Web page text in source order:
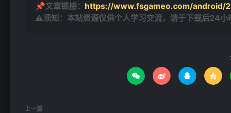
📌文章链接： https://www.fsgameo.com/android/
⚠须知：本站资源仅供个人学习交流，请于下载后24小
   
上一篇